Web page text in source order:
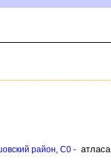
район, C0 - атласа